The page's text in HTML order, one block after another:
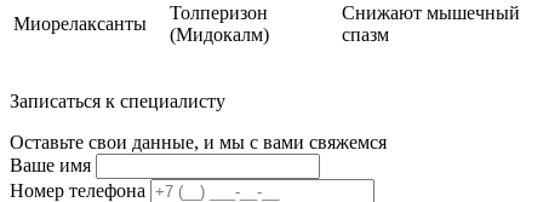
Миорелаксанты
Толперизон
(Мидокалм)
Снижают мышечный
спазм
Записаться к специалисту
Оставьте свои данные, и мы с вами свяжемся
Ваше имя
Номер телефона